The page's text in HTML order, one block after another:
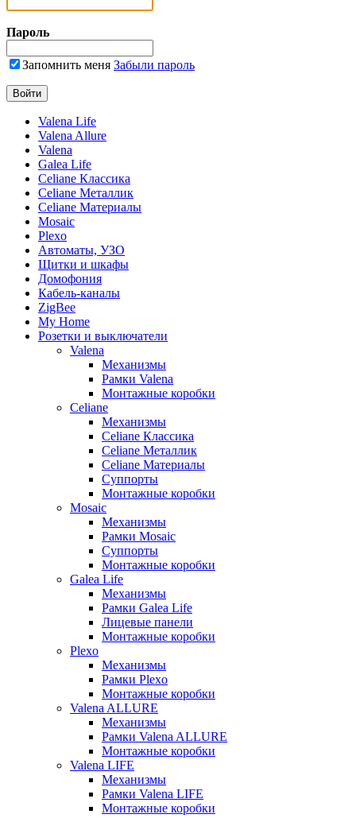
Пароль
Запомнить меня Забыли пароль
Valena Life
Valena Allure
Valena
Galea Life
Celiane Классика
Celiane Металлик
Celiane Материалы
Mosaic
Plexo
Автоматы, УЗО
Щитки и шкафы
Домофония
Кабель-каналы
ZigBee
My Home
Розетки и выключатели
Valena
Механизмы
Рамки Valena
Монтажные коробки
Celiane
Механизмы
Celiane Классика
Celiane Металлик
Celiane Материалы
Суппорты
Монтажные коробки
Mosaic
Механизмы
Рамки Mosaic
Суппорты
Монтажные коробки
Galea Life
Механизмы
Рамки Galea Life
Лицевые панели
Монтажные коробки
Plexo
Механизмы
Рамки Plexo
Монтажные коробки
Valena ALLURE
Механизмы
Рамки Valena ALLURE
Монтажные коробки
Valena LIFE
Механизмы
Рамки Valena LIFE
Монтажные коробки